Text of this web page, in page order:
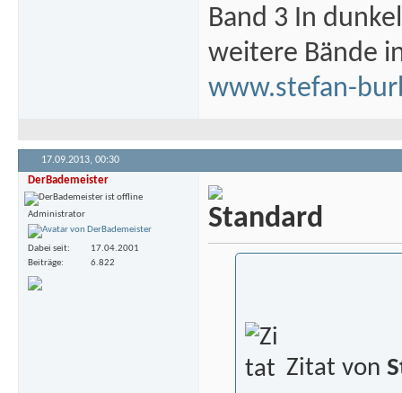
Band 3 In
weitere Bände
www.stefan-
17.09.2013, 00:30
DerBademeister
Administrator
Dabei seit
17.04.2001
Beiträge
6.822
Zitat von